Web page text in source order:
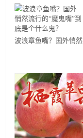
级 高达中国计划发布
万代南梦宫中国市场再
提速
波浪章鱼嘴？国外悄然